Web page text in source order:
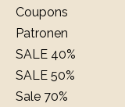
Coupons
Patronen
SALE 40%
SALE 50%
Sale 70%